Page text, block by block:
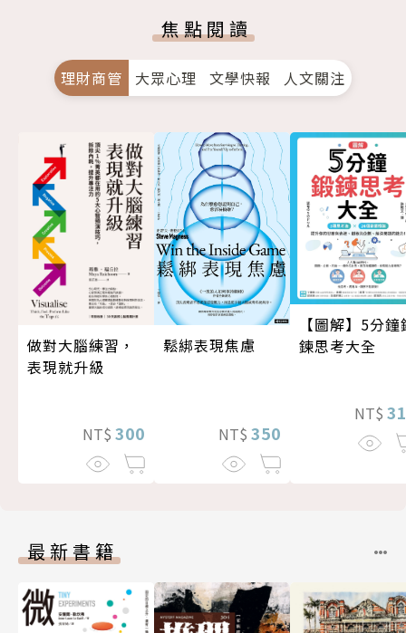
焦點閱讀
理財商管 大眾心理 文學快報 人文關注
做對大腦練習，
表現就升級
NT$ 300
鬆綁表現焦慮
NT$ 350
【圖解】5分鐘
鍊思考大全
NT$
最新書籍